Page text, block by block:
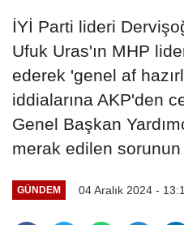
İYİ Parti lideri
Ufuk Uras'ın MHP
ederek 'genel af
iddialarına AKP'den
Genel Başkan
merak edilen sorunun
GÜNDEM 04 Aralık 2024 -